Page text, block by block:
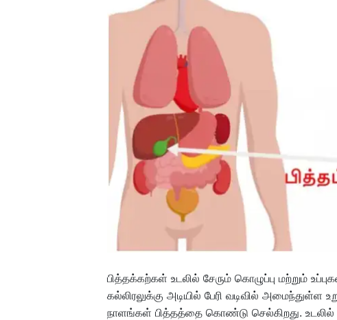
பித்தக்கற்கள் உடலில் சேரும் கொழுப்பு மற்றும்
கல்லிரலுக்கு அடியில் பேரி வடிவில் அமைந்துள்ள
நாளங்கள் பித்தத்தை கொண்டு செல்கிறது. உடலில்